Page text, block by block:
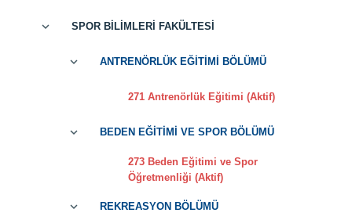
SPOR BİLİMLERİ FAKÜLTESİ
ANTRENÖRLÜK EĞİTİMİ BÖLÜMÜ
271 Antrenörlük Eğitimi (Aktif)
BEDEN EĞİTİMİ VE SPOR BÖLÜMÜ
273 Beden Eğitimi ve Spor
Öğretmenliği (Aktif)
REKREASYON BÖLÜMÜ